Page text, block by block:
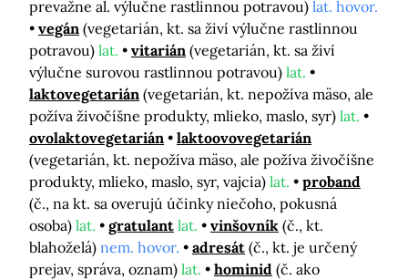
prevažne al. výlučne rastlinnou potravou) lat. hovor.
vegán (vegetarián, kt. sa živí výlučne rastlinnou
potravou) lat. vitarián (vegetarián, kt. sa živí
výlučne surovou rastlinnou potravou) lat.
laktovegetarián (vegetarián, kt. nepožíva mäso, ale
požíva živočíšne produkty, mlieko, maslo, syr) lat.
ovolaktovegetarián
laktoovovegetarián
(vegetarián, kt. nepožíva mäso, ale požíva živočíšne
produkty, mlieko, maslo, syr, vajcia) lat.
proband
(č., na kt. sa overujú účinky niečoho, pokusná
osoba) lat. gratulant lat. vinšovník (č., kt.
blahoželá) nem. hovor. adresát (č., kt. je určený
prejav, správa, oznam) lat. hominid (č. ako